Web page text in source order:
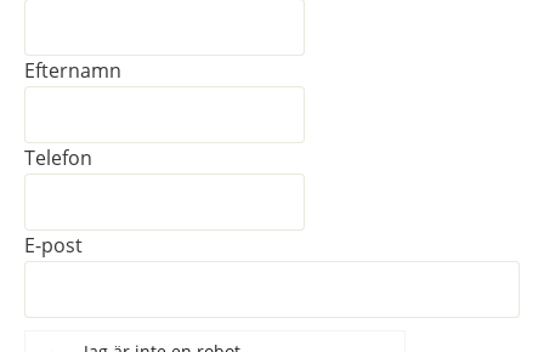
Efternamn
Telefon
E-post